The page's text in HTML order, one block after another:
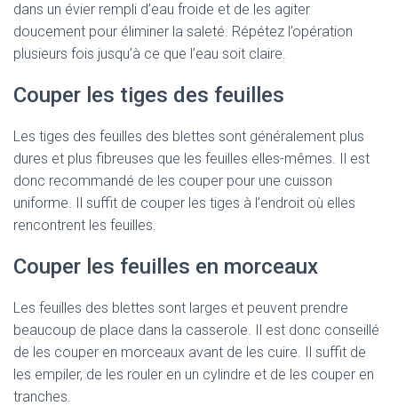
dans un évier rempli d’eau froide et de les agiter
doucement pour éliminer la saleté. Répétez l’opération
plusieurs fois jusqu’à ce que l’eau soit claire.
Couper les tiges des feuilles
Les tiges des feuilles des blettes sont généralement plus
dures et plus fibreuses que les feuilles elles-mêmes. Il est
donc recommandé de les couper pour une cuisson
uniforme. Il suffit de couper les tiges à l’endroit où elles
rencontrent les feuilles.
Couper les feuilles en morceaux
Les feuilles des blettes sont larges et peuvent prendre
beaucoup de place dans la casserole. Il est donc conseillé
de les couper en morceaux avant de les cuire. Il suffit de
les empiler, de les rouler en un cylindre et de les couper en
tranches.